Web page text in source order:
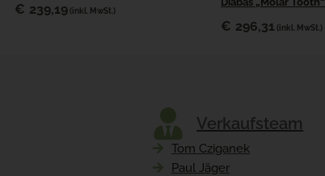
€ 239,19(inkl. MwSt.)
€ 296,31 (inkl. MwSt.)
Verkaufsteam
Tom Cziganek
Paul Jäger